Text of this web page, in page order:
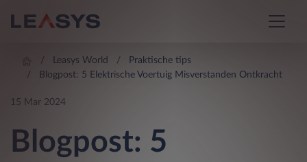
Leasys World
Praktische tips
Blogpost: 5 Elektrische Voertuig Misverstanden Ontkracht
15 Mar 2024
Blogpost: 5